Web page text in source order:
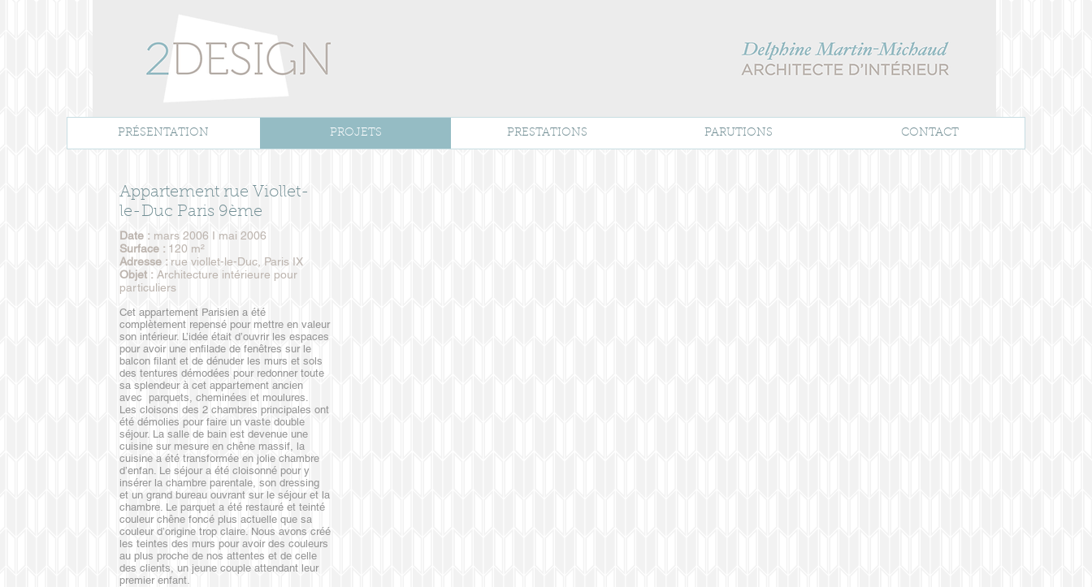
PRÉSENTATION PROJETS PRESTATIONS PARUTIONS CONTACT
Appartement rue Viollet-
le-Duc Paris 9ème
Date : mars 2006 I mai 2006
Surface : 120 m²
Adresse : rue viollet-le-Duc, Paris IX
Objet : Architecture intérieure pour
particuliers
Cet appartement Parisien a été
complètement repensé pour mettre en valeur
son intérieur. L’idée était d’ouvrir les espaces
pour avoir une enfilade de fenêtres sur le
balcon filant et de dénuder les murs et sols
des tentures démodées pour redonner toute
sa splendeur à cet appartement ancien
avec parquets, cheminées et moulures.
Les cloisons des 2 chambres principales ont
été démolies pour faire un vaste double
séjour. La salle de bain est devenue une
cuisine sur mesure en chêne massif, la
cuisine a été transformée en jolie chambre
d’enfan. Le séjour a été cloisonné pour y
insérer la chambre parentale, son dressing
et un grand bureau ouvrant sur le séjour et la
chambre. Le parquet a été restauré et teinté
couleur chêne foncé plus actuelle que sa
couleur d’origine trop claire. Nous avons créé
les teintes des murs pour avoir des couleurs
au plus proche de nos attentes et de celle
des clients, un jeune couple attendant leur
premier enfant.